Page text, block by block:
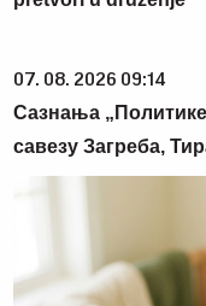
07. 08. 2026 09:14
Сазнања
савезу Загреба,